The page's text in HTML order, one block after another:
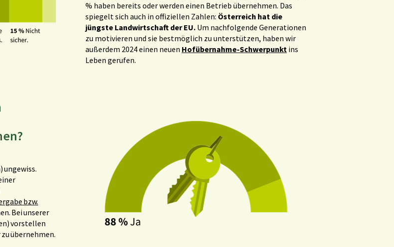
% haben bereits oder werden einen Betrieb übernehmen. Das
spiegelt sich auch in offiziellen Zahlen: Österreich hat die
jüngste Landwirtschaft der EU. Um nachfolgende Generationen
zu motivieren und sie bestmöglich zu unterstützen, haben wir
außerdem 2024 einen neuen Hofübernahme-Schwerpunkt ins
Leben gerufen.
ungewiss.
bzw.
Bei unserer
vorstellen
übernehmen.